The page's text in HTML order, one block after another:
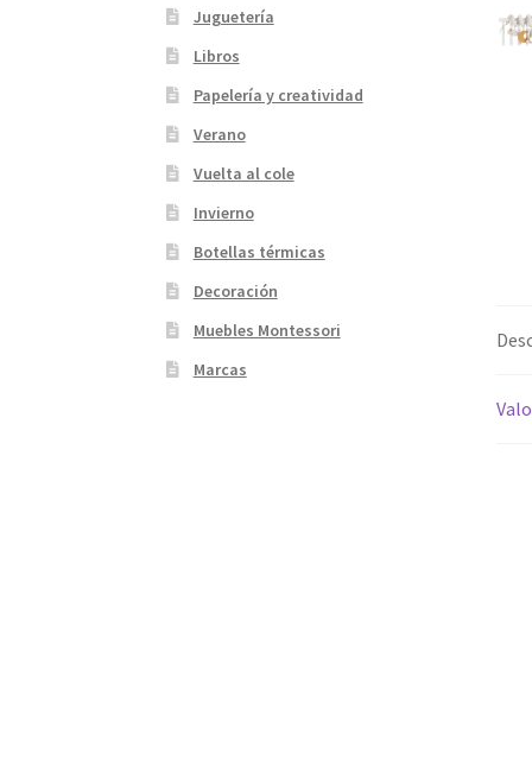
Juguetería
Libros
Papelería y creatividad
Verano
Vuelta al cole
Invierno
Botellas térmicas
Decoración
Muebles Montessori
Marcas